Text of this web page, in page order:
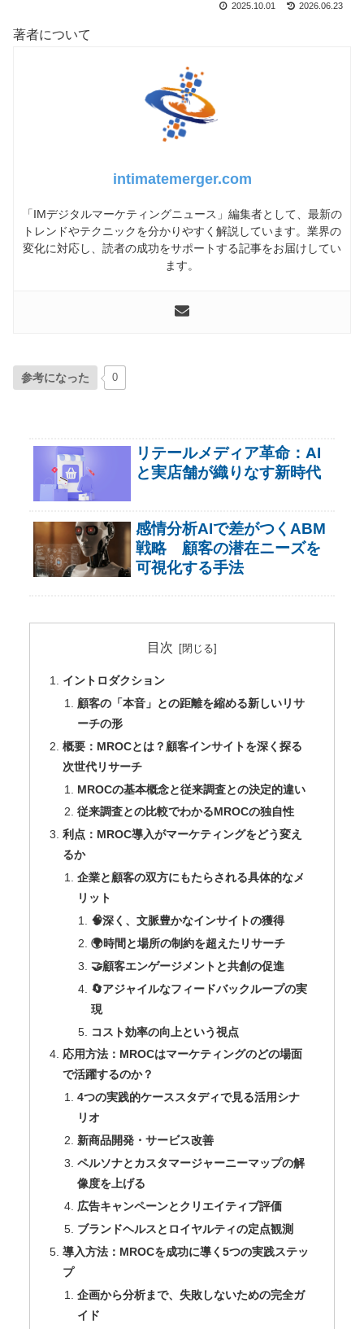
2025.10.01 2026.06.23
著者について
intimatemerger.com
「IMデジタルマーケティングニュース」編集者として、最新の
トレンドやテクニックを分かりやすく解説しています。業界の
変化に対応し、読者の成功をサポートする記事をお届けしてい
ます。
参考になった 0
リテールメディア革命：AI
と実店舗が織りなす新時代
感情分析AIで差がつくABM
戦略 顧客の潜在ニーズを
可視化する手法
目次
イントロダクション
顧客の「本音」との距離を縮める新しいリサ
ーチの形
概要：MROCとは？顧客インサイトを深く探る
次世代リサーチ
MROCの基本概念と従来調査との決定的違い
従来調査との比較でわかるMROCの独自性
利点：MROC導入がマーケティングをどう変え
るか
企業と顧客の双方にもたらされる具体的なメ
リット
🧠深く、文脈豊かなインサイトの獲得
🌍時間と場所の制約を超えたリサーチ
🤝顧客エンゲージメントと共創の促進
🔄アジャイルなフィードバックループの実
現
コスト効率の向上という視点
応用方法：MROCはマーケティングのどの場面
で活躍するのか？
4つの実践的ケーススタディで見る活用シナ
リオ
新商品開発・サービス改善
ペルソナとカスタマージャーニーマップの解
像度を上げる
広告キャンペーンとクリエイティブ評価
ブランドヘルスとロイヤルティの定点観測
導入方法：MROCを成功に導く5つの実践ステッ
プ
企画から分析まで、失敗しないための完全ガ
イド